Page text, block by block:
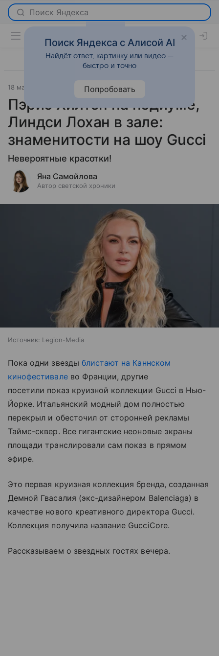
18 мая 2026 Светская жизнь
Пэрис Хилтон на подиуме,
Линдси Лохан в зале:
знаменитости на шоу Gucci
Невероятные красотки!
Яна Самойлова
Автор светской хроники
Источник: Legion-Media
Пока одни звезды блистают на Каннском
кинофестивалево Франции, другие
посетили показ круизной коллекции Gucci в Нью-
Йорке. Итальянский модный дом полностью
перекрыл и обесточил от сторонней рекламы
Таймс-сквер. Все гигантские неоновые экраны
площади транслировали сам показ в прямом
эфире.
Это первая круизная коллекция бренда, созданная
Демной Гвасалия (экс-дизайнером Balenciaga) в
качестве нового креативного директора Gucci.
Коллекция получила название GucciCore.
Рассказываем о звездных гостях вечера.
Поиск Яндекса с Алисой AI
Найдёт ответ, картинку или видео —
быстро и точно
Попробовать